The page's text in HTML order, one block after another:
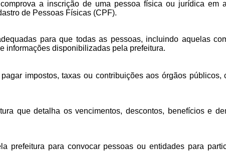
a inscrição de uma pessoa física ou jurídica em
de Pessoas Físicas (CPF).
para que todas as pessoas, incluindo aquelas
informações disponibilizadas pela prefeitura.
impostos, taxas ou contribuições aos órgãos
que detalha os vencimentos, descontos, benefícios e
prefeitura para convocar pessoas ou entidades para